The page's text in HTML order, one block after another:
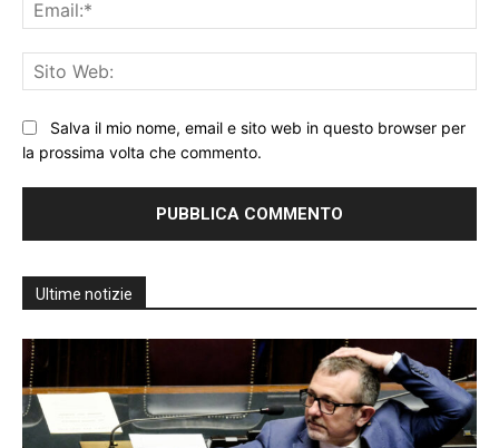
Salva il mio nome, email e sito web in questo browser per
la prossima volta che commento.
Ultime notizie